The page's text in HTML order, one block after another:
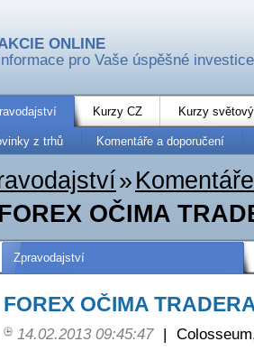
ONLINE
pro Vaše úspěšné investice
Kurzy CZ Kurzy
z trhů Komentáře a doporučení
»
OČIMA
Zpravodajství
FOREX OČIMA
14.02.2013 09:45:47 |